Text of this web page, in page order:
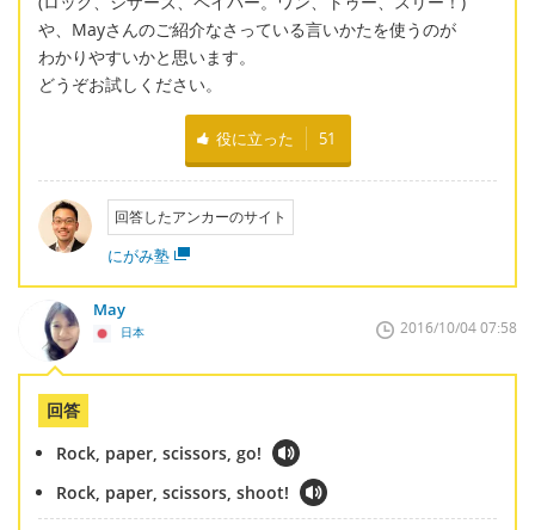
や、Mayさんのご紹介なさっている言いかたを使うのが
わかりやすいかと思います。
どうぞお試しください。
役に立った 51
回答したアンカーのサイト
にがみ塾
May
日本 2016/10/04 07:58
回答
Rock, paper, scissors, go!
Rock, paper, scissors, shoot!